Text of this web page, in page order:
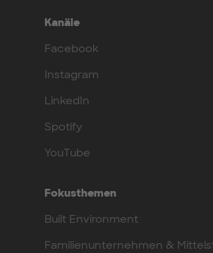
Kanäle
Facebook
Instagram
LinkedIn
Spotify
YouTube
Fokusthemen
Built Environment
Familienunternehmen &